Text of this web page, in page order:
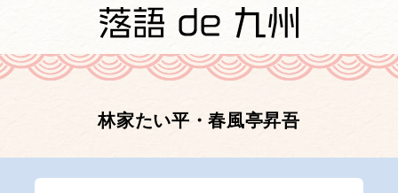
林家たい平・春風亭昇吾